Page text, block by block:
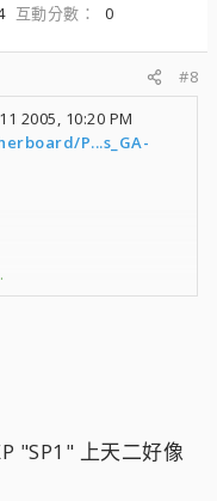
互動分數
0
#8
2005, 10:20 PM
P...s_GA-
很順的從我旁邊走過
"SP1" 上天二好像